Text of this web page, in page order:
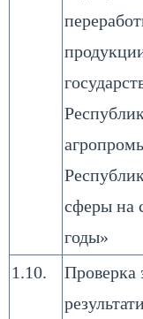
сферы на
годы»
1.10.
Проверка